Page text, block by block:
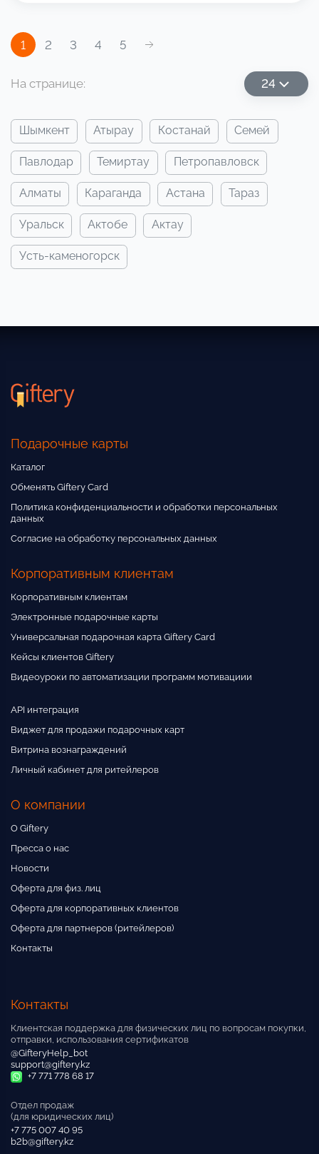
1 2 3 4 5
На странице: 24
шымкент атырау костанай семей
павлодар темиртау петропавловск
алматы караганда астана тараз
уральск актобе актау
усть-каменогорск
Подарочные карты
Каталог
Обменять Giftery Card
Политика конфиденциальности и обработки персональных
данных
Согласие на обработку персональных данных
Корпоративным клиентам
Корпоративным клиентам
Электронные подарочные карты
Универсальная подарочная карта Giftery Card
Кейсы клиентов Giftery
Видеоуроки по автоматизации программ мотивациии
API интеграция
Виджет для продажи подарочных карт
Витрина вознаграждений
Личный кабинет для ритейлеров
О компании
О Giftery
Пресса о нас
Новости
Оферта для физ. лиц
Оферта для корпоративных клиентов
Оферта для партнеров (ритейлеров)
Контакты
Контакты
Клиентская поддержка для физических лиц по вопросам покупки,
отправки, использования сертификатов
@GifteryHelp_bot
support@giftery.kz
+7 771 778 68 17
Отдел продаж
(для юридических лиц)
+7 775 007 40 95
b2b@giftery.kz